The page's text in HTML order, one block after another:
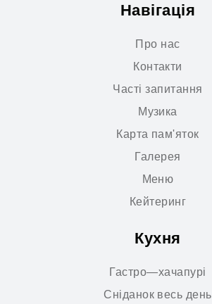
Навігація
Про нас
Контакти
Часті запитання
Музика
Карта пам'яток
Галерея
Меню
Кейтеринг
Кухня
Гастро—хачапурі
Сніданок весь день